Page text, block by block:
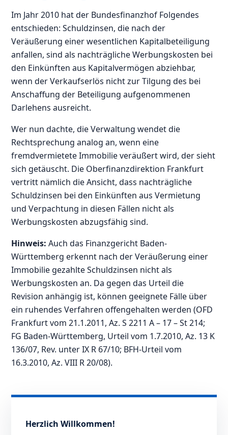
Im Jahr 2010 hat der Bundesfinanzhof Folgendes
entschieden: Schuldzinsen, die nach der
Veräußerung einer wesentlichen Kapitalbeteiligung
anfallen, sind als nachträgliche Werbungskosten bei
den Einkünften aus Kapitalvermögen abziehbar,
wenn der Verkaufserlös nicht zur Tilgung des bei
Anschaffung der Beteiligung aufgenommenen
Darlehens ausreicht.
Wer nun dachte, die Verwaltung wendet die
Rechtsprechung analog an, wenn eine
fremdvermietete Immobilie veräußert wird, der sieht
sich getäuscht. Die Oberfinanzdirektion Frankfurt
vertritt nämlich die Ansicht, dass nachträgliche
Schuldzinsen bei den Einkünften aus Vermietung
und Verpachtung in diesen Fällen nicht als
Werbungskosten abzugsfähig sind.
Hinweis:Auch das Finanzgericht Baden-
Württemberg erkennt nach der Veräußerung einer
Immobilie gezahlte Schuldzinsen nicht als
Werbungskosten an. Da gegen das Urteil die
Revision anhängig ist, können geeignete Fälle über
ein ruhendes Verfahren offengehalten werden (OFD
Frankfurt vom 21.1.2011, Az. S 2211 A – 17 – St 214;
FG Baden-Württemberg, Urteil vom 1.7.2010, Az. 13 K
136/07, Rev. unter IX R 67/10; BFH-Urteil vom
16.3.2010, Az. VIII R 20/08).
Herzlich Willkommen!